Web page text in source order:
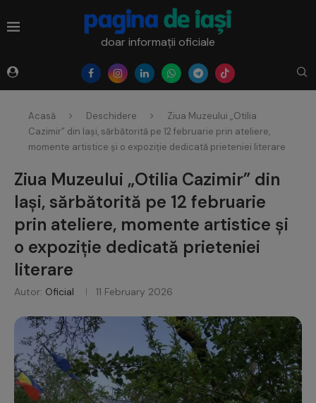
doar informații oficiale
Acasă Deschidere
Ziua Muzeului „Otilia
Cazimir” din Iași, sărbătorită pe 12 februarie prin ateliere,
momente artistice și o expoziție dedicată prieteniei literare
Ziua Muzeului „Otilia Cazimir” din
Iași, sărbătorită pe 12 februarie
prin ateliere, momente artistice și
o expoziție dedicată prieteniei
literare
Autor: Oficial 11 February 2026